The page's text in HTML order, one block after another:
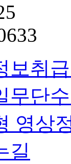
보취
무단
영상
길